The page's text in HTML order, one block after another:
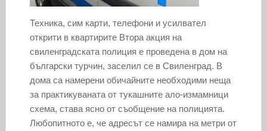
Техника, сим карти, телефони и усилвател
открити в квартирите Втора акция на
свиленградската полиция е проведена в дом на
български турчин, заселил се в Свиленград. В
дома са намерени обичайните необходими неща
за практикуваната от тукашните ало-измамници
схема, става ясно от съобщение на полицията.
Любопитното е, че адресът се намира на метри от